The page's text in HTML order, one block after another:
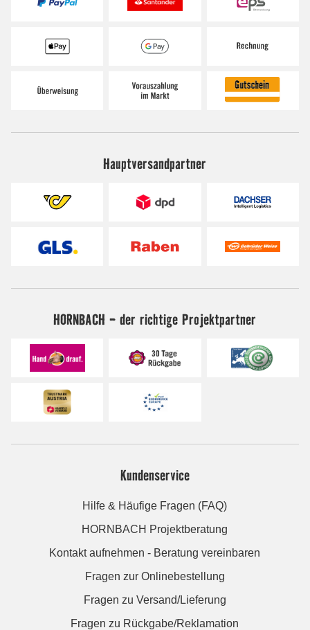
Hauptversandpartner
HORNBACH - der richtige Projektpartner
Kundenservice
Hilfe & Häufige Fragen (FAQ)
HORNBACH Projektberatung
Kontakt aufnehmen - Beratung vereinbaren
Fragen zur Onlinebestellung
Fragen zu Versand/Lieferung
Fragen zu Rückgabe/Reklamation